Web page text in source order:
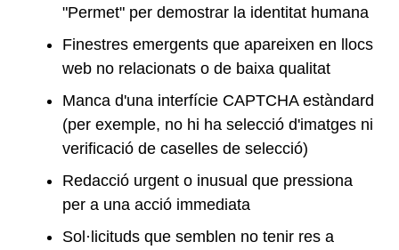
"Permet" per demostrar la identitat humana
Finestres emergents que apareixen en llocs
web no relacionats o de baixa qualitat
Manca d'una interfície CAPTCHA estàndard
(per exemple, no hi ha selecció d'imatges ni
verificació de caselles de selecció)
Redacció urgent o inusual que pressiona
per a una acció immediata
Sol·licituds que semblen no tenir res a